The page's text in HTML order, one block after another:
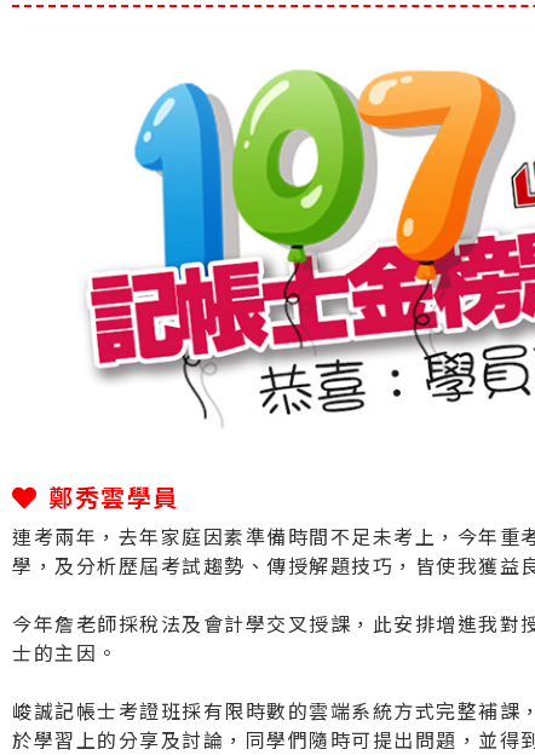
鄭秀雲學員
連考兩年，去年家庭因素準備時間不足未考上，今年
學，及分析歷屆考試趨勢、傳授解題技巧，皆使我獲益
今年詹老師採稅法及會計學交叉授課，此安排增進我
士的主因。
峻誠記帳士考證班採有限時數的雲端系統方式完整補
於學習上的分享及討論，同學們隨時可提出問題，並得